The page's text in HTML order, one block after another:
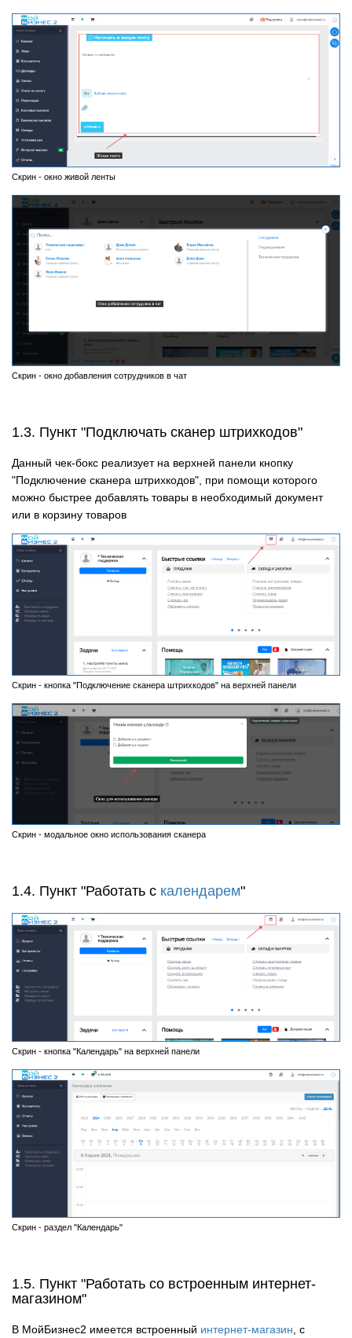
Скрин - окно живой ленты
Скрин - окно добавления сотрудников в чат
1.3. Пункт "Подключать сканер штрихкодов"
Данный чек-бокс реализует на верхней панели кнопку
"Подключение сканера штрихкодов", при помощи которого
можно быстрее добавлять товары в необходимый документ
или в корзину товаров
Скрин - кнопка "Подключение сканера штрихкодов" на верхней панели
Скрин - модальное окно использования сканера
1.4. Пункт "Работать с календарем"
Скрин - кнопка "Календарь" на верхней панели
Скрин - раздел "Календарь"
1.5. Пункт "Работать со встроенным интернет-
магазином"
В МойБизнес2 имеется встроенный интернет-магазин, с